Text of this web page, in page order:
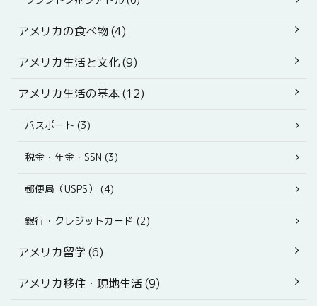
アメリカの食べ物 (4)
アメリカ生活と文化 (9)
アメリカ生活の基本 (12)
パスポート (3)
税金・年金・SSN (3)
郵便局（USPS） (4)
銀行・クレジットカード (2)
アメリカ留学 (6)
アメリカ移住・現地生活 (9)